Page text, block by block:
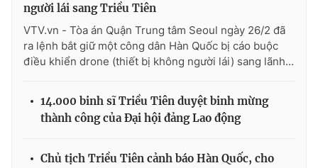
Ðiện thoại Thời báo VTV:024.66 897 897
Email:toasoan@vtv.vn
Liên hệ quảng cáo:024-7300.7108
người lái sang Triều Tiên
VTV.vn - Tòa án Quận Trung tâm Seoul ngày 26/2 đã
ra lệnh bắt giữ một công dân Hàn Quốc bị cáo buộc
điều khiển drone (thiết bị không người lái) sang lãnh...
14.000 binh sĩ Triều Tiên duyệt binh mừng
thành công của Đại hội đảng Lao động
Chủ tịch Triều Tiên cảnh báo Hàn Quốc, cho